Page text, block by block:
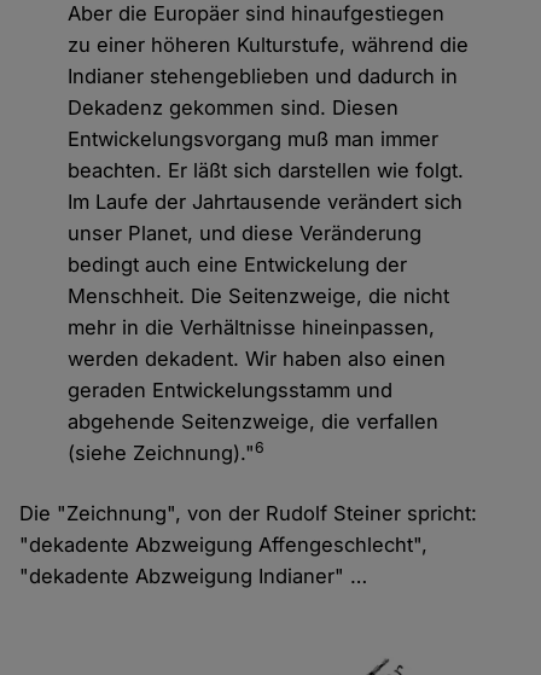
Aber die Europäer sind hinaufgestiegen
zu einer höheren Kulturstufe, während die
Indianer stehengeblieben und dadurch in
Dekadenz gekommen sind. Diesen
Entwickelungsvorgang muß man immer
beachten. Er läßt sich darstellen wie folgt.
Im Laufe der Jahrtausende verändert sich
unser Planet, und diese Veränderung
bedingt auch eine Entwickelung der
Menschheit. Die Seitenzweige, die nicht
mehr in die Verhältnisse hineinpassen,
werden dekadent. Wir haben also einen
geraden Entwickelungsstamm und
abgehende Seitenzweige, die verfallen
(siehe Zeichnung)."6
Die "Zeichnung", von der Rudolf Steiner spricht:
"dekadente Abzweigung Affengeschlecht",
"dekadente Abzweigung Indianer" …